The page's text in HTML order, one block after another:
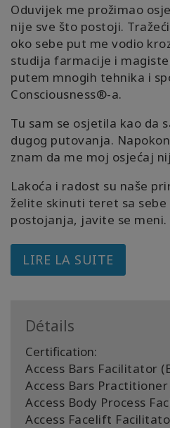
CONTACT
RECHERCHE
Oduvijek me prožimao
nije sve što postoji.
oko sebe put me vodio
studija farmacije i
putem mnogih tehnika i
Consciousness®️-a.
Tu sam se osjetila kao da
dugog putovanja.
znam da me moj osjećaj
Lakoća i radost su naše
želite skinuti teret sa
postojanja, javite se meni.
LIRE LA SUITE
Détails
Certification:
Access Bars Facilitator
Access Bars Practitioner
Access Body Process
Access Facelift